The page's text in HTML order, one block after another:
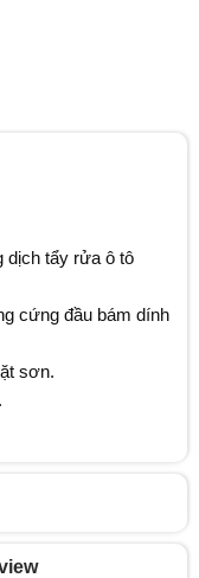
dịch tẩy rửa ô tô
cứng đầu bám dính
sơn.